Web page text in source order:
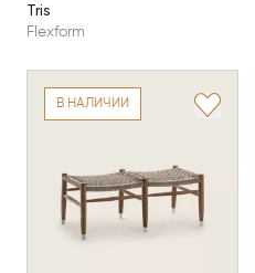
Tris
Flexform
В НАЛИЧИИ